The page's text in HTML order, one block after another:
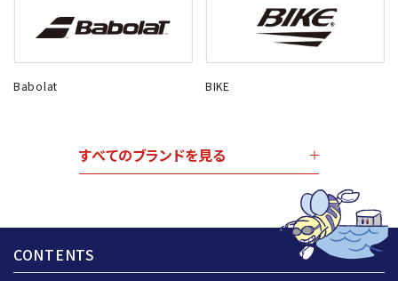
Babolat BIKE
すべてのブランドを見る
CONTENTS